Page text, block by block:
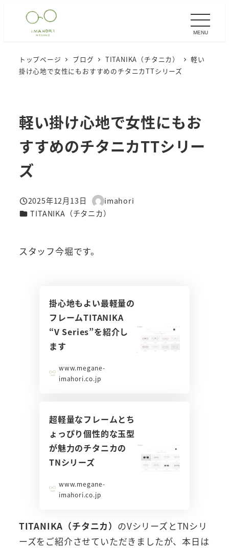
MENU
トップページ ブログ TITANIKA（チタニカ）
軽い
掛け心地で女性にもおすすめのチタニカTTシリーズ
軽い掛け心地で女性にもお
すすめのチタニカTTシリー
ズ
投稿日
2025年12月13日
著
者
imahori
カテゴリー
TITANIKA（チタニカ）
スタッフ今堀です。
掛心地もよい最軽量の
フレームTITANIKA
“V Series”を紹介し
ます
www.megane-
imahori.co.jp
超軽量なフレームとち
ょっぴり個性的な玉型
が魅力のチタニカの
TNシリーズ
www.megane-
imahori.co.jp
TITANIKA（チタニカ） のVシリーズとTNシリ
ーズをご紹介させていただきましたが、本日は